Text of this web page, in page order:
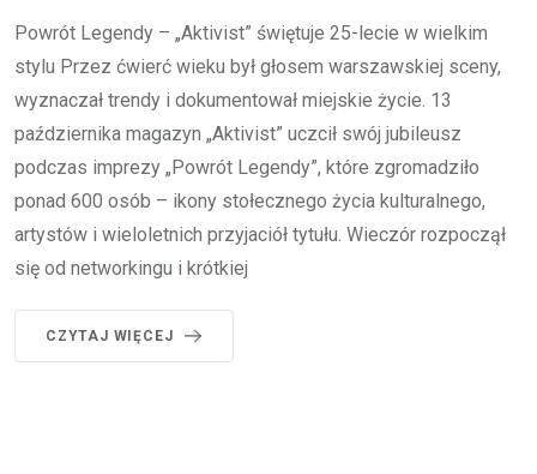
Powrót Legendy – „Aktivist” świętuje 25-lecie w wielkim
stylu Przez ćwierć wieku był głosem warszawskiej sceny,
wyznaczał trendy i dokumentował miejskie życie. 13
października magazyn „Aktivist” uczcił swój jubileusz
podczas imprezy „Powrót Legendy”, które zgromadziło
ponad 600 osób – ikony stołecznego życia kulturalnego,
artystów i wieloletnich przyjaciół tytułu. Wieczór rozpoczął
się od networkingu i krótkiej
CZYTAJ WIĘCEJ